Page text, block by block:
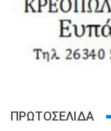
ΠΡΩΤΟΣΕΛΙΔΑ